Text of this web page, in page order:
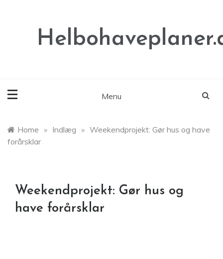
Menu
Home » Indlæg » Weekendprojekt: Gør hus og have
forårsklar
Weekendprojekt: Gør hus og
have forårsklar